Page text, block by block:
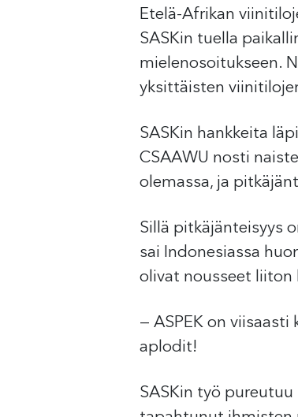
Etelä-Afrikan
SASKin tuella
mielenosoitukseen.
yksittäisten
SASKin hankkeita
CSAAWU nosti
olemassa, ja
Sillä pitkäjänteisyys
sai Indonesiassa
olivat nousseet liiton
— ASPEK on
aplodit!
SASKin työ